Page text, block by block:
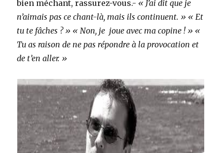
bien méchant, rassurez-vous.- « J’ai dit que je
n’aimais pas ce chant-là, mais ils continuent. » « Et
tu te fâches ? » « Non, je joue avec ma copine ! » «
Tu as raison de ne pas répondre à la provocation et
de t’en aller. »